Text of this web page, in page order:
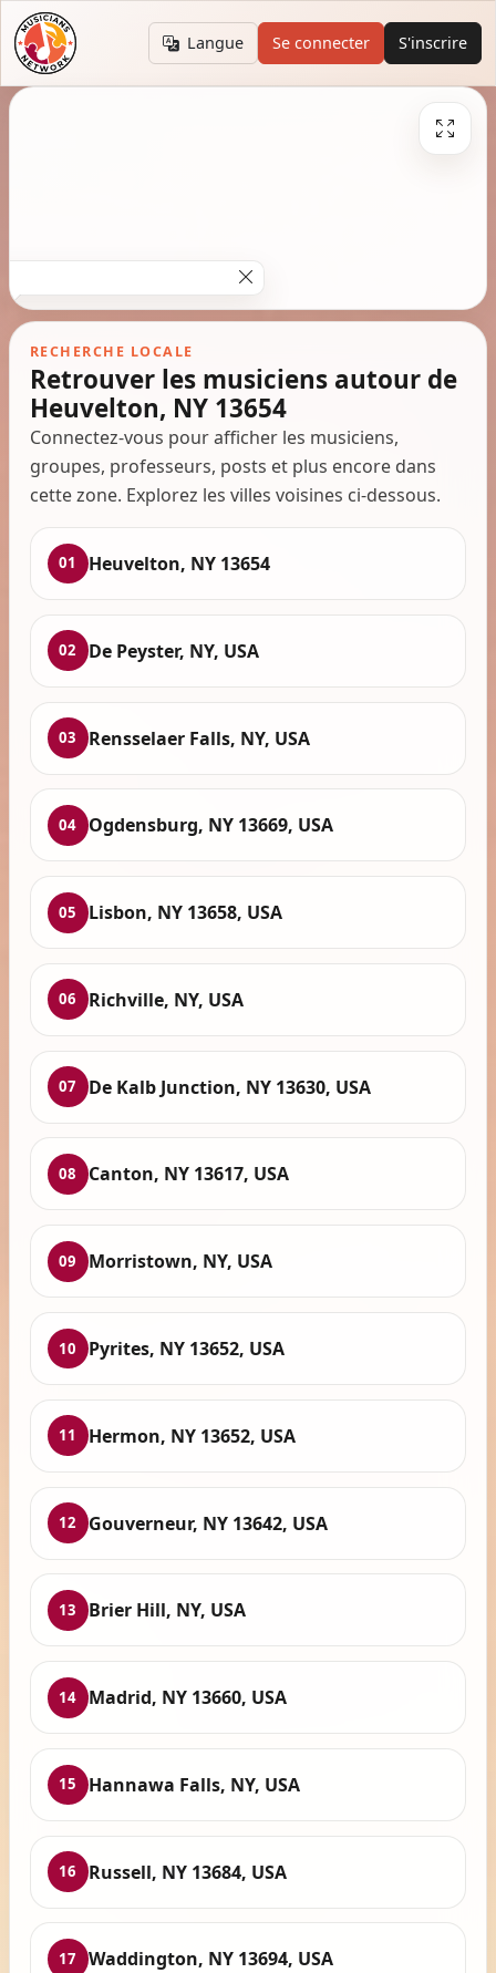
Langue Se connecter S'inscrire
RECHERCHE LOCALE
Retrouver les musiciens autour de
Heuvelton, NY 13654
Connectez-vous pour afficher les musiciens,
groupes, professeurs, posts et plus encore dans
cette zone. Explorez les villes voisines ci-dessous.
01 Heuvelton, NY 13654
02 De Peyster, NY, USA
03 Rensselaer Falls, NY, USA
04 Ogdensburg, NY 13669, USA
05 Lisbon, NY 13658, USA
06 Richville, NY, USA
07 De Kalb Junction, NY 13630, USA
08 Canton, NY 13617, USA
09 Morristown, NY, USA
10 Pyrites, NY 13652, USA
11 Hermon, NY 13652, USA
12 Gouverneur, NY 13642, USA
13 Brier Hill, NY, USA
14 Madrid, NY 13660, USA
15 Hannawa Falls, NY, USA
16 Russell, NY 13684, USA
17 Waddington, NY 13694, USA